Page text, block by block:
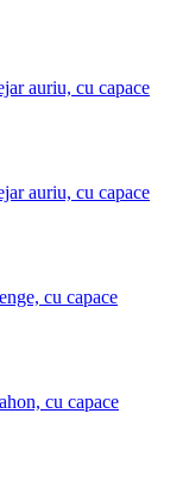
auriu, cu capace
auriu, cu capace
cu capace
cu capace